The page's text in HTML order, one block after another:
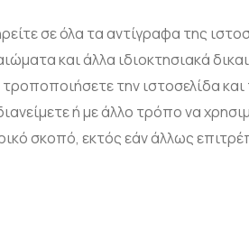
σε όλα τα αντίγραφα της
και άλλα ιδιοκτησιακά
την ιστοσελίδα
ή με άλλο τρόπο να
σκοπό, εκτός εάν άλλως